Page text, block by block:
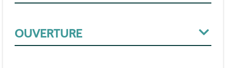
OUVERTURE